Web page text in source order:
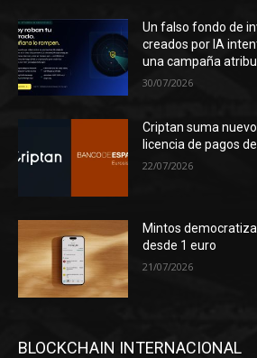
Un falso fondo de
creados por IA
una campaña
30/07/2026
Criptan suma
licencia de pagos
22/07/2026
Mintos
desde 1 euro
21/07/2026
BLOCKCHAIN INTERNACIONAL